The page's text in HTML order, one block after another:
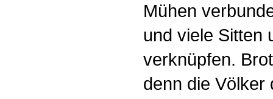
Mühen
und viele Sitten
verknüpfen.
denn die Völker